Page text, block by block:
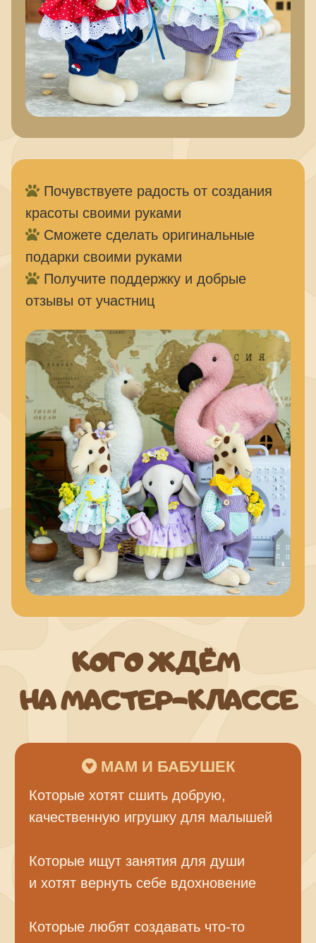
Почувствуете радость от создания
красоты своими руками
Сможете сделать оригинальные
подарки своими руками
Получите поддержку и добрые
отзывы от участниц
КОГО ЖДЁМ
НА МАСТЕР-КЛАССЕ
МАМ И БАБУШЕК
Которые хотят сшить добрую,
качественную игрушку для малышей
Которые ищут занятия для души
и хотят вернуть себе вдохновение
Которые любят создавать что-то